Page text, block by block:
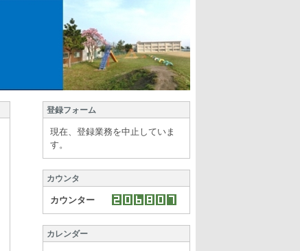
登録フォーム
現在、登録業務を中止していま
す。
カウンタ
カウンター
カレンダー